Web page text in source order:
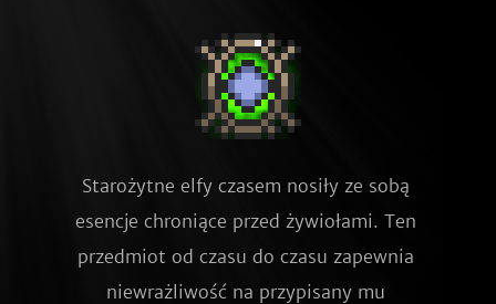
Starożytne elfy czasem nosiły ze sobą
esencje chroniące przed żywiołami. Ten
przedmiot od czasu do czasu zapewnia
niewrażliwość na przypisany mu